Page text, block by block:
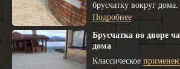
брусчатку вокруг дома.
Подробнее
Брусчатка во дворе
дома
Классическое